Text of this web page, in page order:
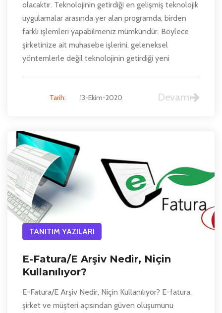
olacaktır. Teknolojinin getirdiği en gelişmiş teknolojik
uygulamalar arasında yer alan programda, birden
farklı işlemleri yapabilmeniz mümkündür. Böylece
şirketinize ait muhasebe işlerini, geleneksel
yöntemlerle değil teknolojinin getirdiği yeni
Tarih: 13-Ekim-2020 Devamı
TANITIM YAZILARI
E-Fatura/E Arşiv Nedir, Niçin
Kullanılıyor?
E-Fatura/E Arşiv Nedir, Niçin Kullanılıyor? E-fatura,
şirket ve müşteri açısından güven oluşumunu